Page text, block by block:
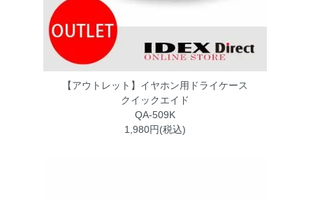
【アウトレット】イヤホン用ドライケース
クイックエイド
QA-509K
1,980円(税込)